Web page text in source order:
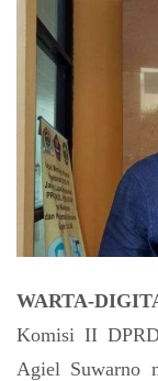
WARTA-
Komisi II
Agiel Suwarno